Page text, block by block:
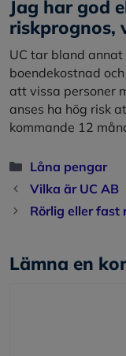
Jag har god
riskprognos,
UC tar bland annat
boendekostnad
att vissa personer
anses ha hög risk
kommande 12
Kategorier
Låna pengar
Vilka är UC AB
Rörlig eller fast
Lämna en